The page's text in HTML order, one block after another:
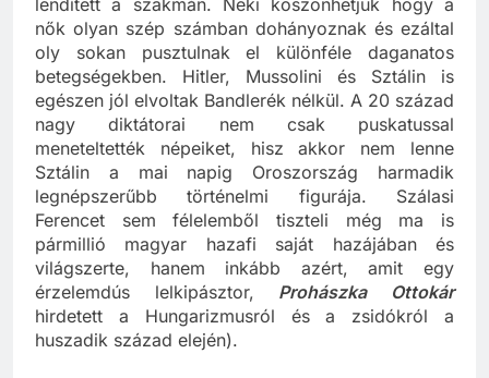
lendített a szakmán. Neki köszönhetjük hogy a
nők olyan szép számban dohányoznak és ezáltal
oly sokan pusztulnak el különféle daganatos
betegségekben. Hitler, Mussolini és Sztálin is
egészen jól elvoltak Bandlerék nélkül. A 20 század
nagy diktátorai nem csak puskatussal
meneteltették népeiket, hisz akkor nem lenne
Sztálin a mai napig Oroszország harmadik
legnépszerűbb történelmi figurája. Szálasi
Ferencet sem félelemből tiszteli még ma is
pármillió magyar hazafi saját hazájában és
világszerte, hanem inkább azért, amit egy
érzelemdús lelkipásztor, Prohászka Ottokár
hirdetett a Hungarizmusról és a zsidókról a
huszadik század elején).